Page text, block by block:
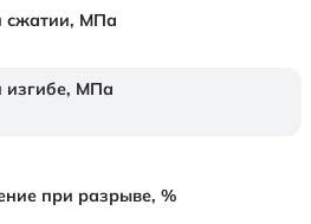
сжатии, МПа
изгибе, МПа
при разрыве, %